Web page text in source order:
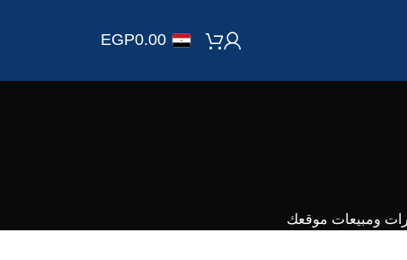
EGP0.00